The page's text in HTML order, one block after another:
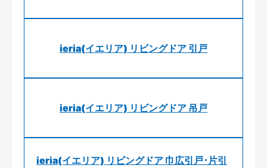
ieria(イエリア) リビングドア 引戸
ieria(イエリア) リビングドア 吊戸
ieria(イエリア) リビングドア 巾広引戸･片引